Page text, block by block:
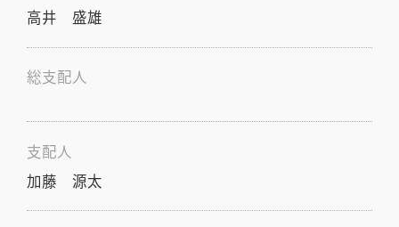
高井 盛雄
総支配人
支配人
加藤 源太